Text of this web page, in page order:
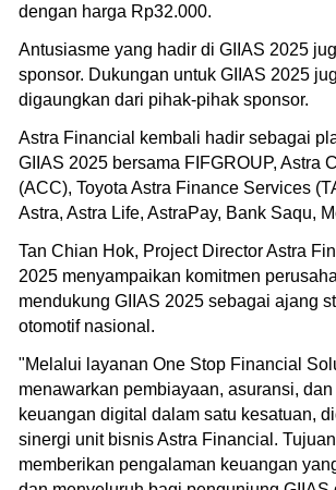
dengan harga Rp32.000.
Antusiasme yang hadir di GIIAS 2025
sponsor. Dukungan untuk GIIAS 2025
digaungkan dari pihak-pihak sponsor.
Astra Financial kembali hadir sebagai
GIIAS 2025 bersama FIFGROUP, Astra
(ACC), Toyota Astra Finance Services
Astra, Astra Life, AstraPay, Bank Saqu,
Tan Chian Hok, Project Director Astra
2025 menyampaikan komitmen
mendukung GIIAS 2025 sebagai ajang
otomotif nasional.
"Melalui layanan One Stop Financial
menawarkan pembiayaan, asuransi,
keuangan digital dalam satu kesatuan,
sinergi unit bisnis Astra Financial.
memberikan pengalaman keuangan